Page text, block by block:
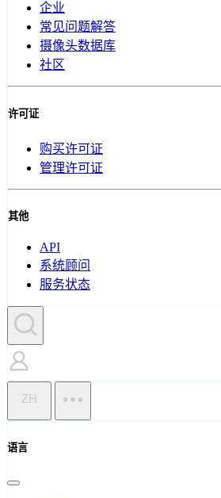
企业
常见问题解答
摄像头数据库
社区
许可证
购买许可证
管理许可证
其他
API
系统顾问
服务状态
ZH
语言